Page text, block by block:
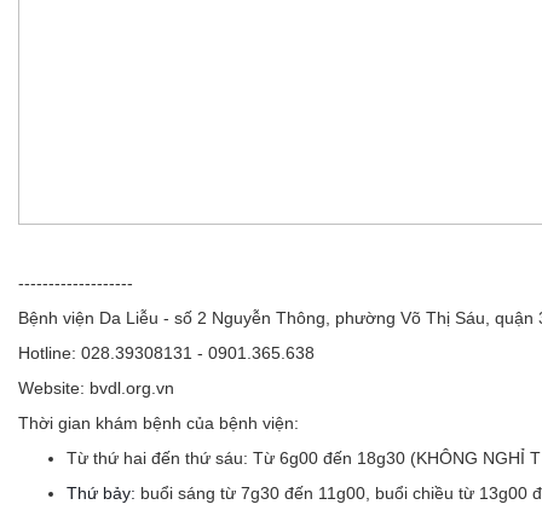
-------------------
Bệnh viện Da Liễu - số 2 Nguyễn Thông, phường Võ Thị Sáu, quận
Hotline: 028.39308131 - 0901.365.638
Website: bvdl.org.vn
Thời gian khám bệnh của bệnh viện:
Từ thứ hai đến thứ sáu: Từ 6g00 đến 18g30 (KHÔNG NGHỈ
Thứ bảy: buổi sáng từ 7g30 đến 11g00, buổi chiều từ 13g00